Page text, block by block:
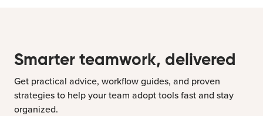
Smarter teamwork, delivered
Get practical advice, workflow guides, and proven
strategies to help your team adopt tools fast and stay
organized.